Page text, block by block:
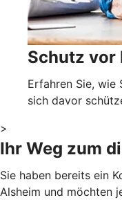
Schutz vor
Erfahren Sie, wie
sich davor
>
Ihr Weg zum
Sie haben bereits ein
Alsheim und möchten